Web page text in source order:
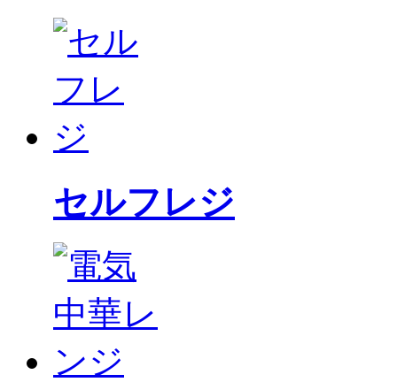
セルフレジ